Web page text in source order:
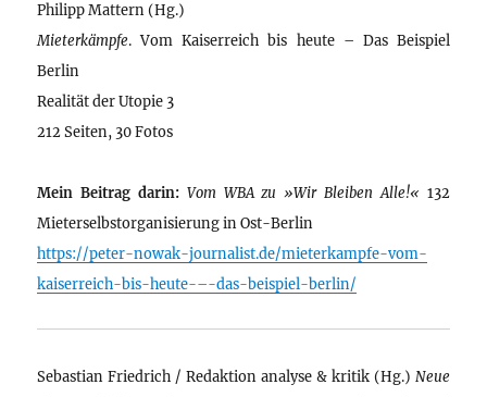
Philipp Mattern (Hg.)
Mieterkämpfe. Vom Kaiserreich bis heute – Das Beispiel
Berlin
Realität der Utopie 3
212 Seiten, 30 Fotos
Mein Beitrag darin: Vom WBA zu »Wir Bleiben Alle!« 132
Mieterselbstorganisierung in Ost-Berlin
https://peter-nowak-journalist.de/mieterkampfe-vom-
kaiserreich-bis-heute-–-das-beispiel-berlin/
Sebastian Friedrich / Redaktion analyse & kritik (Hg.) Neue